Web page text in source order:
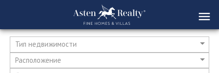
Тип недвижимости
Расположение